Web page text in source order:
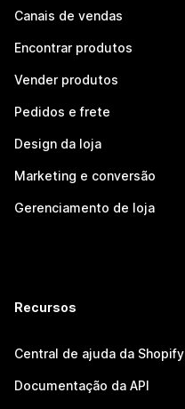
Canais de vendas
Encontrar produtos
Vender produtos
Pedidos e frete
Design da loja
Marketing e conversão
Gerenciamento de loja
Recursos
Central de ajuda da Shopify
Documentação da API